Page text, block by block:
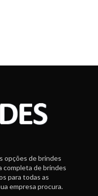
opções de brindes
completa de brindes
para todas as
empresa procura.